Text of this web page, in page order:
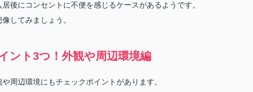
後にコンセントに不便を感じるケースがあるようです。
してみましょう。
ント3つ！外観や周辺環境編
周辺環境にもチェックポイントがあります。